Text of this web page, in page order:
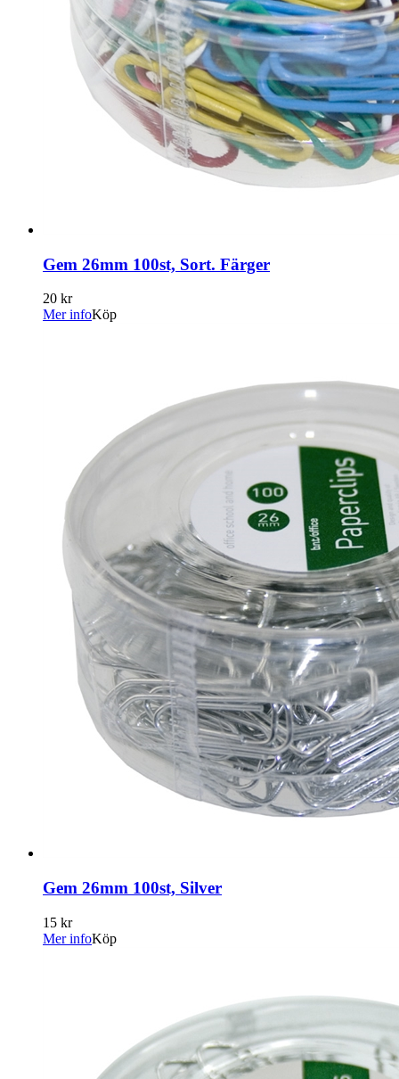
Gem 26mm 100st, Sort. Färger
20 kr
Mer infoKöp
Gem 26mm 100st, Silver
15 kr
Mer infoKöp